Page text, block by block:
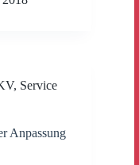
, Service
Anpassung